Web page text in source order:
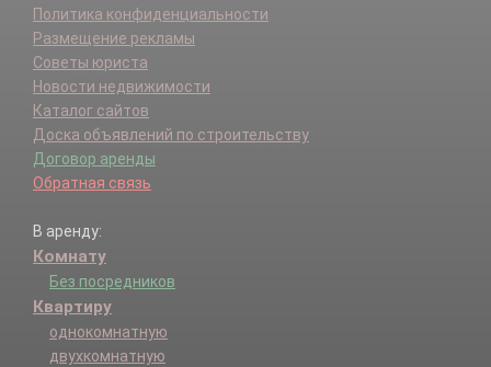
Политика конфиденциальности
Размещение рекламы
Советы юриста
Новости недвижимости
Каталог сайтов
Доска объявлений по строительству
Договор аренды
Обратная связь
В аренду:
Комнату
Без посредников
Квартиру
однокомнатную
двухкомнатную